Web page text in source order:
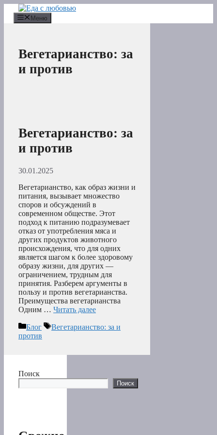
Перейти
содержимому
Меню
Вегетарианство: за
и против
Вегетарианство: за
и против
30.01.2025
Вегетарианство, как образ жизни и
питания, вызывает множество
споров и обсуждений в
современном обществе. Этот
подход к питанию подразумевает
отказ от употребления мяса и
других продуктов животного
происхождения, что для одних
является шагом к более здоровому
образу жизни, для других —
ограничением, трудным для
принятия. Разберем аргументы в
пользу и против вегетарианства.
Преимущества вегетарианства
Одним … Читать далее
Рубрики
Блог Метки
Вегетарианство: за и
против
Поиск
Поиск